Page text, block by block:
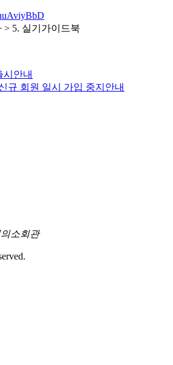
> 5. 실기가이드북
시안내
규 회원 일시 가입 중지안내
소회관